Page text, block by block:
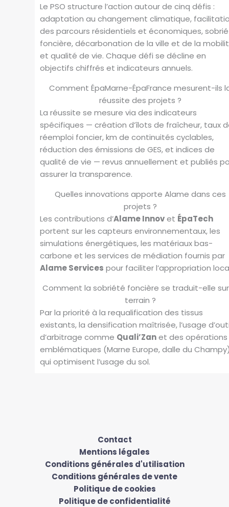
Le PSO structure l’action autour de cinq défis :
adaptation au changement climatique,
des parcours résidentiels et économiques,
foncière, décarbonation de la ville et de la
et qualité de vie. Chaque défi se décline en
objectifs chiffrés et indicateurs annuels.
Comment ÉpaMarne-ÉpaFrance mesurent-ils
réussite des projets ?
La réussite se mesure via des indicateurs
spécifiques — création d’îlots de fraîcheur, taux
réemploi foncier, km de continuités cyclables,
réduction des émissions de GES, et indices de
qualité de vie — revus annuellement et publiés
assurer la transparence.
Quelles innovations apporte Alame dans ces
projets ?
Les contributions d’Alame Innovet ÉpaTech
portent sur les capteurs environnementaux, les
simulations énergétiques, les matériaux bas-
carbone et les services de médiation fournis par
Alame Services pour faciliter l’appropriation
Comment la sobriété foncière se traduit-elle
terrain ?
Par la priorité à la requalification des tissus
existants, la densification maîtrisée, l’usage
d’arbitrage comme Quali’Zanet des opérations
emblématiques (Marne Europe, dalle du
qui optimisent l’usage du sol.
Contact
Mentions légales
Conditions générales d'utilisation
Conditions générales de vente
Politique de cookies
Politique de confidentialité